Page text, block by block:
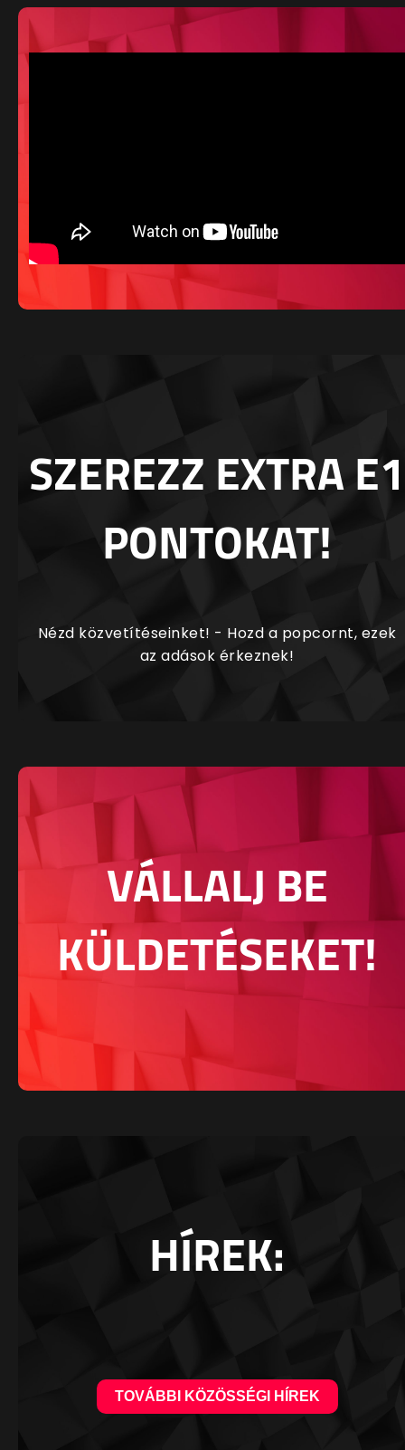
SZEREZZ EXTRA E1
PONTOKAT!
Nézd közvetítéseinket! - Hozd a popcornt, ezek
az adások érkeznek!
VÁLLALJ BE
KÜLDETÉSEKET!
HÍREK:
TOVÁBBI KÖZÖSSÉGI HÍREK